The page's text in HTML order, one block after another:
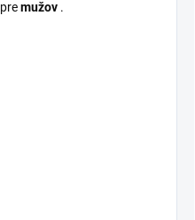
premužov .